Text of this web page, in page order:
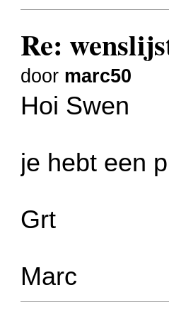
Re:
door marc50
Hoi Swen
je hebt een
Grt
Marc